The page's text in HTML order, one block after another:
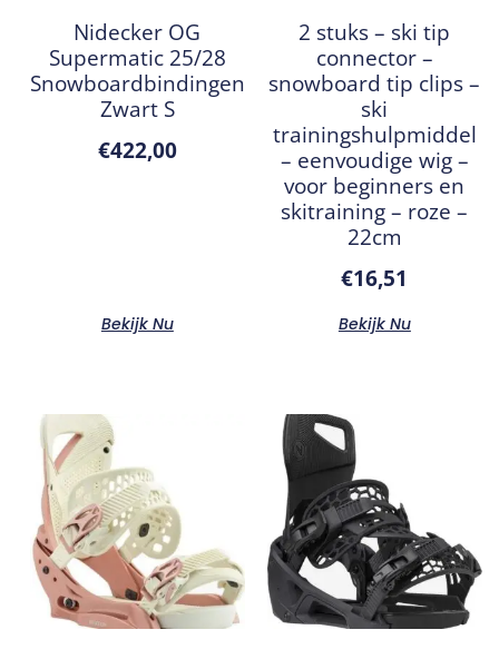
Nidecker OG
Supermatic 25/28
Snowboardbindingen
Zwart S
€422,00
Bekijk Nu
2 stuks – ski tip
connector –
snowboard tip clips –
ski
trainingshulpmiddel
– eenvoudige wig –
voor beginners en
skitraining – roze –
22cm
€16,51
Bekijk Nu